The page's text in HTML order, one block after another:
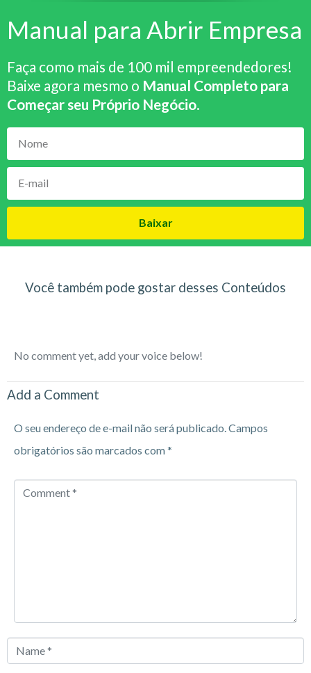
Manual para Abrir Empresa
Faça como mais de 100 mil empreendedores!
Baixe agora mesmo o Manual Completo para
Começar seu Próprio Negócio.
Baixar
Você também pode gostar desses Conteúdos
No comment yet, add your voice below!
Add a Comment
O seu endereço de e-mail não será publicado.Campos
obrigatórios são marcados com*
Comment
Name